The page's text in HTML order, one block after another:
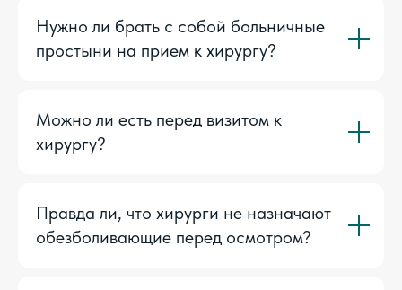
Нужно ли брать с собой больничные
простыни на прием к хирургу?
Можно ли есть перед визитом к
хирургу?
Правда ли, что хирурги не назначают
обезболивающие перед осмотром?